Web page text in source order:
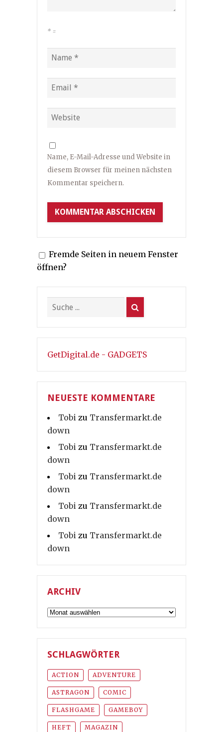
* =
Name, E-Mail-Adresse und Website in
diesem Browser für meinen nächsten
Kommentar speichern.
Fremde Seiten in neuem Fenster
öffnen?
GetDigital.de - GADGETS
NEUESTE KOMMENTARE
Tobi zu Transfermarkt.de
down
Tobi zu Transfermarkt.de
down
Tobi zu Transfermarkt.de
down
Tobi zu Transfermarkt.de
down
Tobi zu Transfermarkt.de
down
ARCHIV
Archiv
SCHLAGWÖRTER
ACTION ADVENTURE
ASTRAGON COMIC
FLASHGAME GAMEBOY
HEFT MAGAZIN